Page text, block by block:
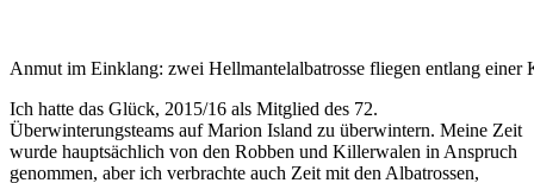
Anmut im Einklang: zwei Hellmantelalbatrosse fliegen entlang einer
Ich hatte das Glück, 2015/16 als Mitglied des 72.
Überwinterungsteams auf Marion Island zu überwintern. Meine Zeit
wurde hauptsächlich von den Robben und Killerwalen in Anspruch
genommen, aber ich verbrachte auch Zeit mit den Albatrossen,